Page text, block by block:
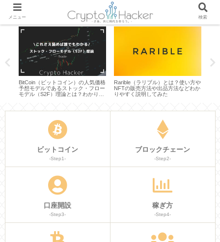
BitCoin（ビットコイン）の人気価格
予想モデルであるストック・フロー
モデル（S2F）理論とは？わかりや
Rarible（ラリブル）とは？使い方や
NFTの販売方法や出品方法などわか
りやすく説明してみた
ビットコイン
-Step1-
ブロックチェーン
-Step2-
口座開設
-Step3-
稼ぎ方
-Step4-
メニュー 検索